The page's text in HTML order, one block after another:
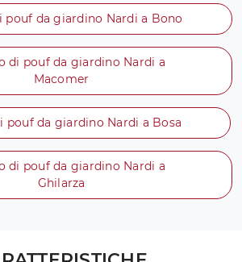
pouf da giardino Nardi a Bono
di pouf da giardino Nardi a
Macomer
pouf da giardino Nardi a Bosa
di pouf da giardino Nardi a
Ghilarza